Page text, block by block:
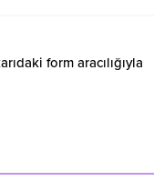
form aracılığıyla